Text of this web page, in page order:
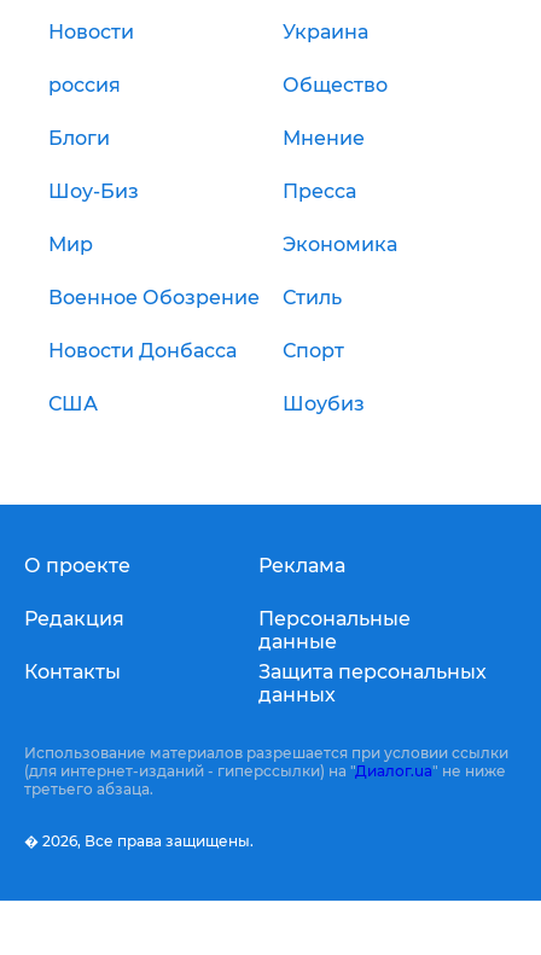
Новости Украина
россия Общество
Блоги Мнение
Шоу-Биз Пресса
Мир Экономика
Военное Обозрение Стиль
Новости Донбасса Спорт
США Шоубиз
О проекте
Редакция
Контакты
Реклама
Персональные
данные
Защита персональных
данных
Использование материалов разрешается при условии ссылки
(для интернет-изданий - гиперссылки) на "Диалог.ua" не ниже
третьего абзаца.
� 2026, Все права защищены.